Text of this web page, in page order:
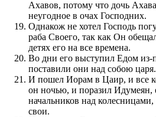
Ахавов, потому что дочь
неугодное в очах Господних.
Однакож не хотел Господь
раба Своего, так как Он
детях его на все времена.
Во дни его выступил Едом
поставили они над собою царя.
И пошел Иорам в Цаир, и все
он ночью, и поразил Идумеян,
начальников над
свои.